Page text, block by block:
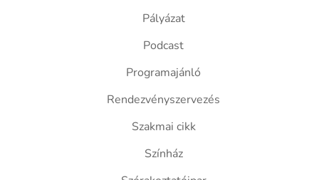
Pályázat
Podcast
Programajánló
Rendezvényszervezés
Szakmai cikk
Színház